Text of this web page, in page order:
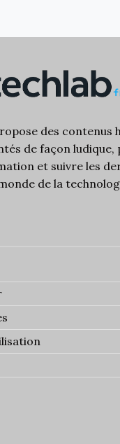
des contenus
de façon
et suivre les
de la